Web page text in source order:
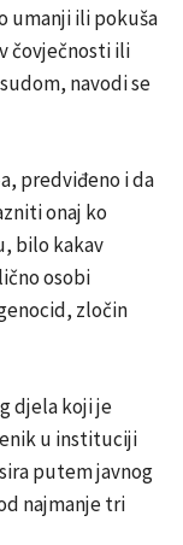
umanji ili pokuša
čovječnosti ili
navodi se
predviđeno i da
onaj ko
bilo kakav
osobi
zločin
djela koji je
u instituciji
putem javnog
najmanje tri